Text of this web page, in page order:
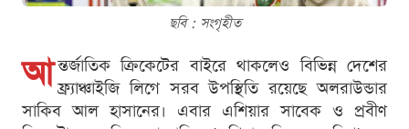
ছবি : সংগৃহীত
আ ন্তর্জাতিক ক্রিকেটের বাইরে থাকলেও বিভিন্ন দেশের
ফ্র্যাঞ্চাইজি লিগে সরব উপস্থিতি রয়েছে অলরাউন্ডার
সাকিব আল হাসানের। এবার এশিয়ার সাবেক ও প্রবীণ